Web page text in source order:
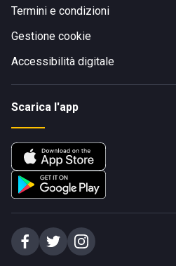
Termini e condizioni
Gestione cookie
Accessibilità digitale
Scarica l'app